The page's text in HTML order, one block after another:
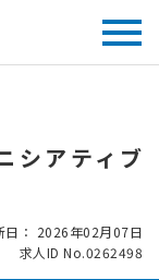
シアティブ
日： 2026年02月07日
求人ID No.0262498